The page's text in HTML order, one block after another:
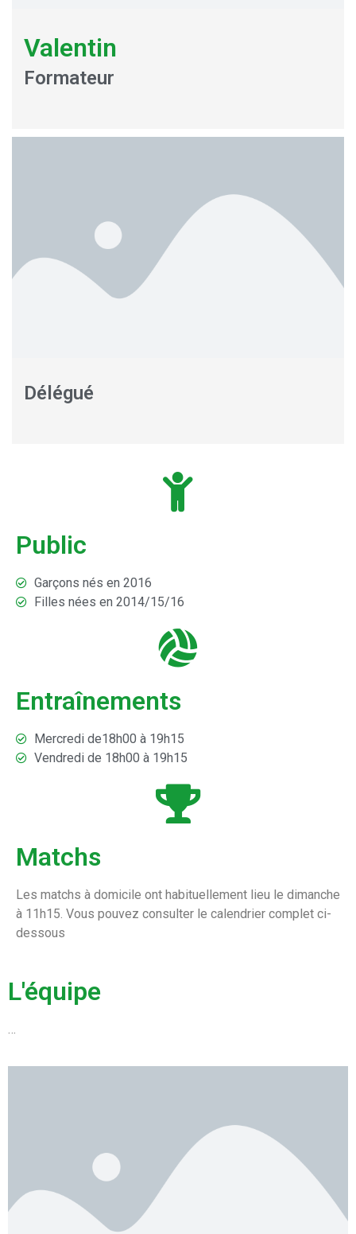
Valentin
Formateur
Délégué
Public
Garçons nés en 2016
Filles nées en 2014/15/16
Entraînements
Mercredi de18h00 à 19h15
Vendredi de 18h00 à 19h15
Matchs
Les matchs à domicile ont habituellement lieu le dimanche
à 11h15. Vous pouvez consulter le calendrier complet ci-
dessous
L'équipe